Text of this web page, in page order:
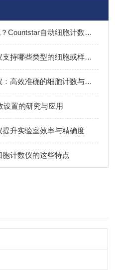
还在拿血球计数板数细胞？Countstar自动细胞计数仪，秒出活率告别人眼误差！
Countstar自动细胞计数仪支持哪些类型的细胞或样本的计数？
Countstar自动细胞计数仪：高效准确的细胞计数与分析利器
设置的研究与应用
升实验室效率与精确度
计数仪的这些特点